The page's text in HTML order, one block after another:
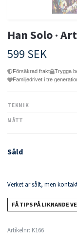
Han Solo ·
599 SEK
Försäkrad frakt Trygga
Familjedrivet i tre
TEKNIK
MÅTT
Såld
Verket är sålt, men
FÅ TIPS PÅ LIKNANDE
Artikelnr: K166